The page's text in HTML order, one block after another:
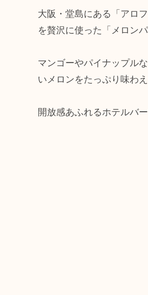
大阪・堂島にある「アロ
を贅沢に使った「メロン
マンゴーやパイナップル
いメロンをたっぷり味わ
開放感あふれるホテルバ